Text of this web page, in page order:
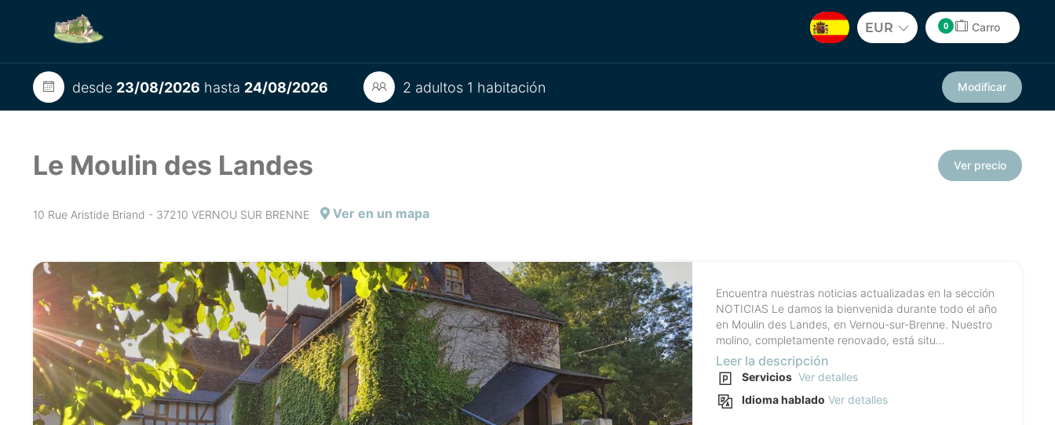
EUR 0 Carro
desde 23/08/2026 hasta 24/08/2026 2 adultos 1 habitación Modificar
Le Moulin des Landes
10 Rue Aristide Briand - 37210 VERNOU SUR BRENNE Ver en un mapa
Ver precio
Encuentra nuestras noticias actualizadas en la sección
NOTICIAS Le damos la bienvenida durante todo el año
en Moulin des Landes, en Vernou-sur-Brenne. Nuestro
molino, completamente renovado, está situ...
Leer la descripción
Servicios Ver detalles
Idioma hablado Ver detalles